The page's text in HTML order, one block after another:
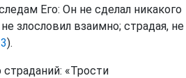
Его: Он не сделал никакого
злословил взаимно; страдая, не
).
страданий: «Трости